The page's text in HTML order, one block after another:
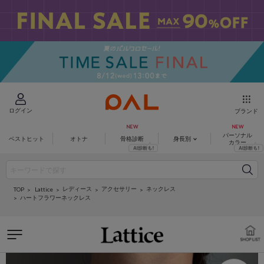
ログイン ブランド
ベストヒット オトナ 骨格診断 身長別
パーソナル
カラー
TOP Lattice レディース アクセサリー
ネックレス
ハートフラワーネックレス